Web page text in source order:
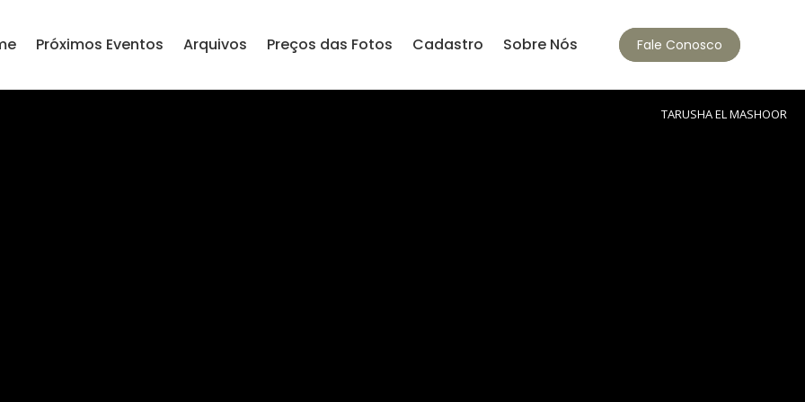
Próximos Eventos Arquivos Preços das Fotos Cadastro Sobre Nós Fale Conosco
TARUSHA EL MASHOOR